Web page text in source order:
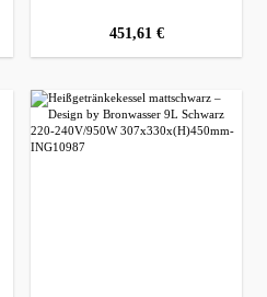
regulärer preis:
451,61 €